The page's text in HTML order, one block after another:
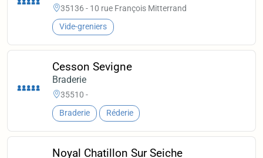
35136 - 10 rue François Mitterrand
Vide-greniers
Cesson Sevigne
Braderie
35510 -
Braderie Réderie
Noyal Chatillon Sur Seiche